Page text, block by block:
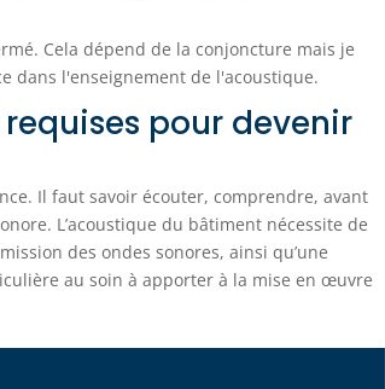
Cela dépend de la conjoncture mais je
dans l'enseignement de l'acoustique.
pour devenir
Il faut savoir écouter, comprendre, avant
L’acoustique du bâtiment nécessite de
des ondes sonores, ainsi qu’une
au soin à apporter à la mise en œuvre